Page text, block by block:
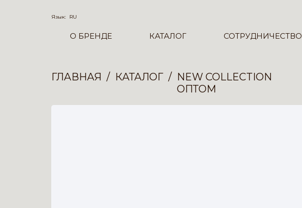
Язык: RU
О БРЕНДЕ КАТАЛОГ СОТРУДНИЧЕСТВО
ГЛАВНАЯ КАТАЛОГ
NEW COLLECTION
ОПТОМ